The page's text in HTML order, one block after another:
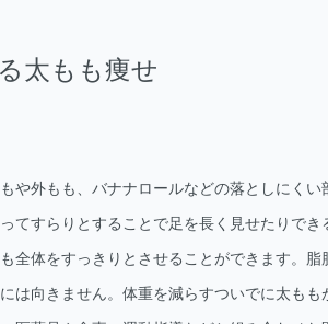
太もも痩せ
外もも、バナナロールなどの落としにくい
すらりとすることで足を長く見せたりでき
全体をすっきりとさせることができます。脂
は向きません。体重を減らすついでに太もも